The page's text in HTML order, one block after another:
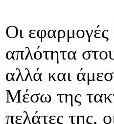
Οι εφαρμογές
απλότητα
αλλά και
Μέσω της
πελάτες της,